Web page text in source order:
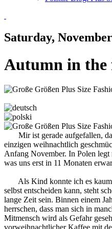
Saturday,
Autumn in the
Mir ist gerade aufgefallen,
einzigen weihnachtlich
Anfang November. In Polen legt
was uns erst in 11 Monaten
Als Kind konnte ich es kaum
selbst entscheiden kann, steht
lange Zeit sein. Binnen einem
herrschen, dass man sich in
Mitmensch wird als Gefahr